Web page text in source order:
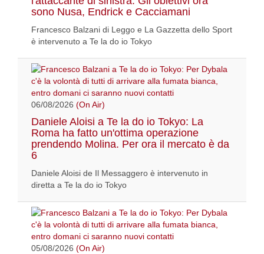
sono Nusa, Endrick e Cacciamani
Francesco Balzani di Leggo e La Gazzetta dello Sport
è intervenuto a Te la do io Tokyo
06/08/2026 (On Air)
Daniele Aloisi a Te la do io Tokyo: La
Roma ha fatto un'ottima operazione
prendendo Molina. Per ora il mercato è da
6
Daniele Aloisi de Il Messaggero è intervenuto in
diretta a Te la do io Tokyo
05/08/2026 (On Air)